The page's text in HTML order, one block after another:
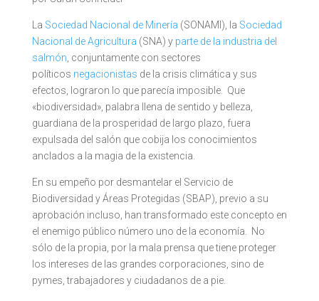
La Sociedad Nacional de Minería (SONAMI), la Sociedad
Nacional de Agricultura (SNA) y parte de la industria del
salmón , conjuntamente con sectores
políticos negacionistas de la crisis climática y sus
efectos, lograron lo que parecía imposible. Que
«biodiversidad», palabra llena de sentido y belleza,
guardiana de la prosperidad de largo plazo, fuera
expulsada del salón que cobija los conocimientos
anclados a la magia de la existencia.
En su empeño por desmantelar el Servicio de
Biodiversidad y Áreas Protegidas (SBAP), previo a su
aprobación incluso, han transformado este concepto en
el enemigo público número uno de la economía. No
sólo de la propia, por la mala prensa que tiene proteger
los intereses de las grandes corporaciones, sino de
pymes, trabajadores y ciudadanos de a pie.